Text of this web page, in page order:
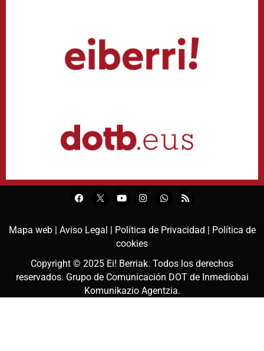
Mapa web | Aviso Legal | Política de Privacidad | Política de
cookies
Copyright © 2025 Ei! Berriak. Todos los derechos
reservados. Grupo de Comunicación DOT de Inmediobai
Komunikazio Agentzia.